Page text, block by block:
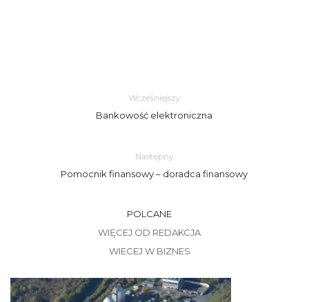
Wcześniejszy
Bankowość elektroniczna
Następny
Pomocnik finansowy – doradca finansowy
POLCANE
WIĘCEJ OD REDAKCJA
WIECEJ W BIZNES